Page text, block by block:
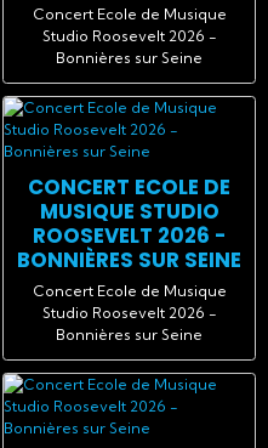
Concert Ecole de Musique
Studio Roosevelt 2026 -
Bonnières sur Seine
CONCERT ECOLE DE
MUSIQUE STUDIO
ROOSEVELT 2026 -
BONNIÈRES SUR SEINE
Concert Ecole de Musique
Studio Roosevelt 2026 -
Bonnières sur Seine